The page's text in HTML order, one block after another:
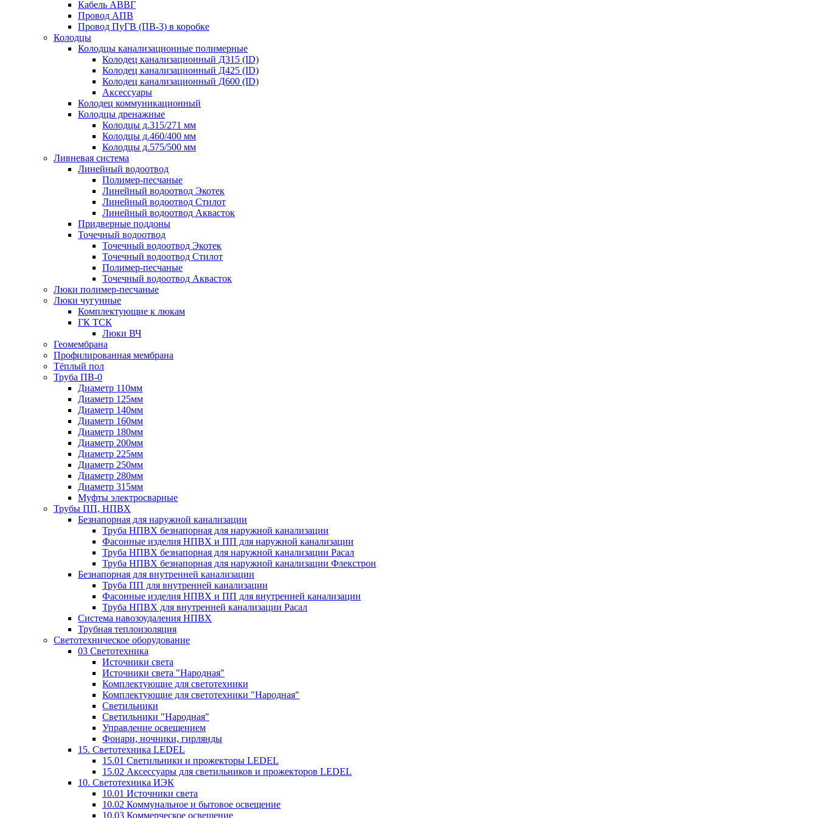
Кабель АВВГ
Провод АПВ
Провод ПуГВ (ПВ-3) в коробке
Колодцы
Колодцы канализационные полимерные
Колодец канализационный Д315 (ID)
Колодец канализационный Д425 (ID)
Колодец канализационный Д600 (ID)
Аксессуары
Колодец коммуникационный
Колодцы дренажные
Колодцы д.315/271 мм
Колодцы д.460/400 мм
Колодцы д.575/500 мм
Ливневая система
Линейный водоотвод
Полимер-песчаные
Линейный водоотвод Экотек
Линейный водоотвод Стилот
Линейный водоотвод Аквасток
Придверные поддоны
Точечный водоотвод
Точечный водоотвод Экотек
Точечный водоотвод Стилот
Полимер-песчаные
Точечный водоотвод Аквасток
Люки полимер-песчаные
Люки чугунные
Комплектующие к люкам
ГК ТСК
Люки ВЧ
Геомембрана
Профилированная мембрана
Тёплый пол
Труба ПВ-0
Диаметр 110мм
Диаметр 125мм
Диаметр 140мм
Диаметр 160мм
Диаметр 180мм
Диаметр 200мм
Диаметр 225мм
Диаметр 250мм
Диаметр 280мм
Диаметр 315мм
Муфты электросварные
Трубы ПП, НПВХ
Безнапорная для наружной канализации
Труба НПВХ безнапорная для наружной канализации
Фасонные изделия НПВХ и ПП для наружной канализации
Труба НПВХ безнапорная для наружной канализации Расал
Труба НПВХ безнапорная для наружной канализации Флекстрон
Безнапорная для внутренней канализации
Труба ПП для внутренней канализации
Фасонные изделия НПВХ и ПП для внутренней канализации
Труба НПВХ для внутренней канализации Расал
Система навозоудаления НПВХ
Трубная теплоизоляция
Светотехническое оборудование
03 Светотехника
Источники света
Источники света "Народная"
Комплектующие для светотехники
Комплектующие для светотехники "Народная"
Светильники
Светильники "Народная"
Управление освещением
Фонари, ночники, гирлянды
15. Светотехника LEDEL
15.01 Светильники и прожекторы LEDEL
15.02 Аксессуары для светильников и прожекторов LEDEL
10. Светотехника ИЭК
10.01 Источники света
10.02 Коммунальное и бытовое освещение
10.03 Коммерческое освещение